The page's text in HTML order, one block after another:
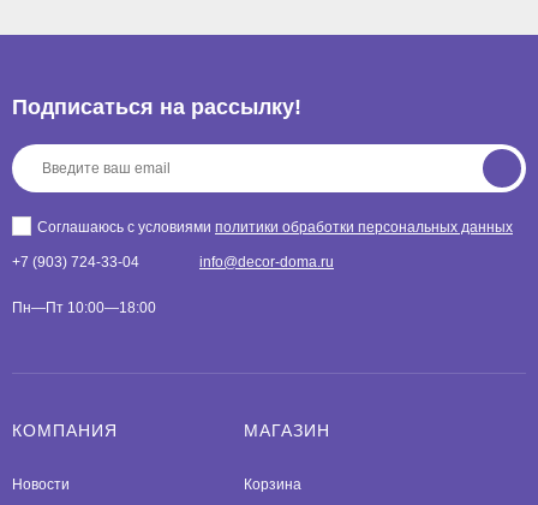
Подписаться на рассылкy!
Соглашаюсь с условиями политики обработки персональных данных
+7 (903) 724-33-04 info@decor-doma.ru
Пн—Пт 10:00—18:00
КОМПАНИЯ
Новости
МАГАЗИН
Корзина